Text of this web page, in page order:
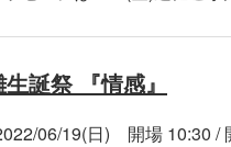
誕祭 『情感』
06/19(日) 開場 10:30 /